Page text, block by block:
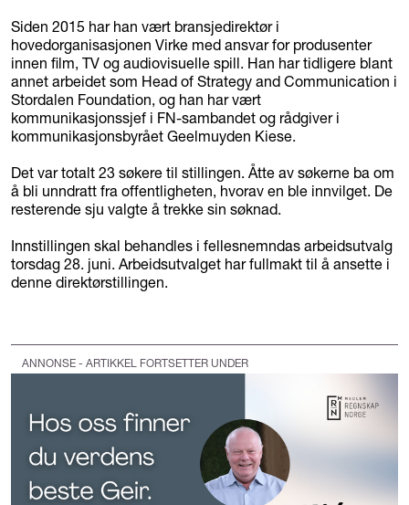
Siden 2015 har han vært bransjedirektør i
hovedorganisasjonen Virke med ansvar for produsenter
innen film, TV og audiovisuelle spill. Han har tidligere blant
annet arbeidet som Head of Strategy and Communication i
Stordalen Foundation, og han har vært
kommunikasjonssjef i FN-sambandet og rådgiver i
kommunikasjonsbyrået Geelmuyden Kiese.
Det var totalt 23 søkere til stillingen. Åtte av søkerne ba om
å bli unndratt fra offentligheten, hvorav en ble innvilget. De
resterende sju valgte å trekke sin søknad.
Innstillingen skal behandles i fellesnemndas arbeidsutvalg
torsdag 28. juni. Arbeidsutvalget har fullmakt til å ansette i
denne direktørstillingen.
ANNONSE - ARTIKKEL FORTSETTER UNDER